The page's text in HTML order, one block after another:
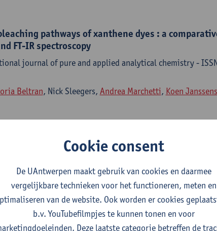
pathways of xanthene dyes : a
FT-IR spectroscopy
journal of pure and applied analytical chemistry -
Beltran, Nick Sleegers, Andrea Marchetti, Koen Janssens
the identification and classification of weighted
X-ray fluorescence spectroscopy (PXRF)
journal of pure and applied analytical chemistry -
Vettorazzo, Jenny Moreels, Yvan Darcis,Natalia Ortega Saez
Cookie consent
De UAntwerpen maakt gebruik van cookies en daarmee
vergelijkbare technieken voor het functioneren, meten en
van de website. Ook worden er cookies
b.v. YouTubefilmpjes te kunnen tonen en voor
Deze laatste categorie betreffen de